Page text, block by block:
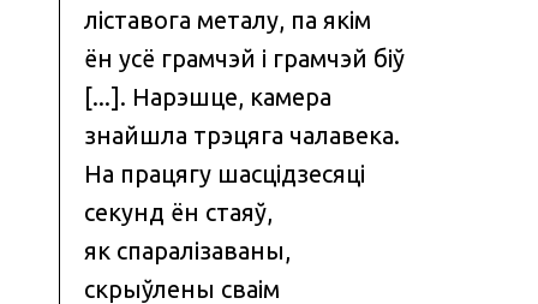
ліставога металу, па якім
ён усё грамчэй і грамчэй біў
[...]. Нарэшце, камера
знайшла трэцяга чалавека.
На працягу шасцідзесяці
секунд ён стаяў,
як спаралізаваны,
скрыўлены сваім